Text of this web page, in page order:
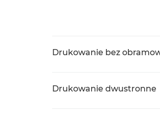
Drukowanie bez
Drukowanie dwustronne